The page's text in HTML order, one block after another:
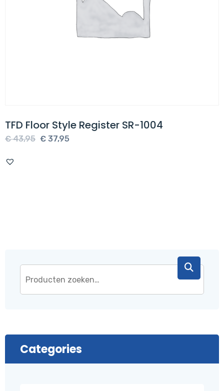
TFD Floor Style Register SR-1004
€43,95 Oorspronkelijke
€ 37,95
Categories